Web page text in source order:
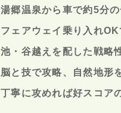
湯郷温泉から車で約5分の
フェアウェイ乗り入れ
池・谷越えを配した戦略
脳と技で攻略、自然地形
丁寧に攻めれば好スコア